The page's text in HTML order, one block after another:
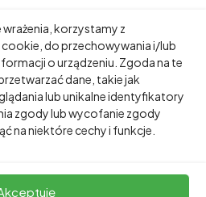
wrażenia, korzystamy z
do przechowywania i/lub
o urządzeniu. Zgoda na te
dane, takie jak
lub unikalne identyfikatory
zgody lub wycofanie zgody
na niektóre cechy i funkcje.
KONTO
Osobowe
Adresy